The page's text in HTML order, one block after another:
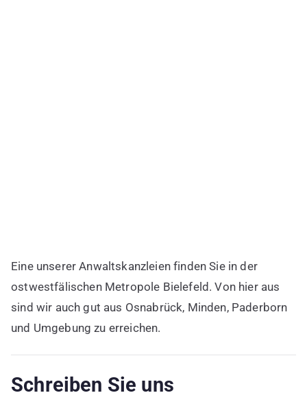
Eine unserer Anwaltskanzleien finden Sie in der
ostwestfälischen Metropole Bielefeld. Von hier aus
sind wir auch gut aus Osnabrück, Minden, Paderborn
und Umgebung zu erreichen.
Schreiben Sie uns